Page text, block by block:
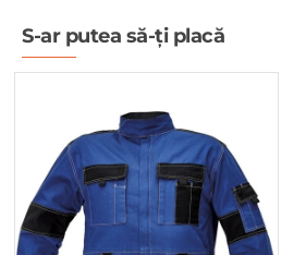
S-ar putea să-ți placă